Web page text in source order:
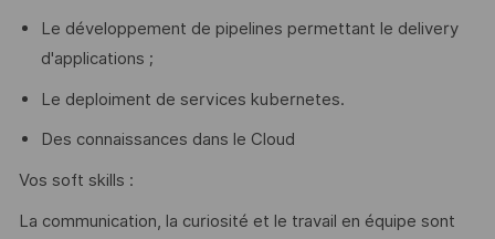
Le développement de pipelines permettant le delivery
d'applications ;
Le deploiment de services kubernetes.
Des connaissances dans le Cloud
Vos soft skills :
La communication, la curiosité et le travail en équipe sont